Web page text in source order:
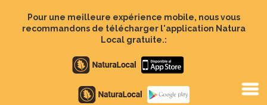
contenu
Pour une meilleure expérience mobile, nous vous
recommandons de télécharger l'application Natura
Local gratuite.:
Apple
store
Google
Play